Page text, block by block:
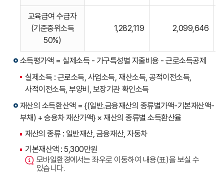
교육급여 수급자
(기준중위소득
50%)
1,282,119 2,099,646
소득평가액 = 실제소득 - 가구특성별 지출비용 - 근로소득공제
실제소득 : 근로소득, 사업소득, 재산소득, 공적이전소득,
사적이전소득, 부양비, 보장기관 확인소득
재산의 소득환산액 = {(일반․금융재산의 종류별가액-기본재산액-
부채) + 승용차 재산가액} × 재산의 종류별 소득환산율
재산의 종류 : 일반재산, 금융재산, 자동차
기본재산액 : 5,300만원
모바일환경에서는 좌우로 이동하여 내용(표)을 보실 수
있습니다.